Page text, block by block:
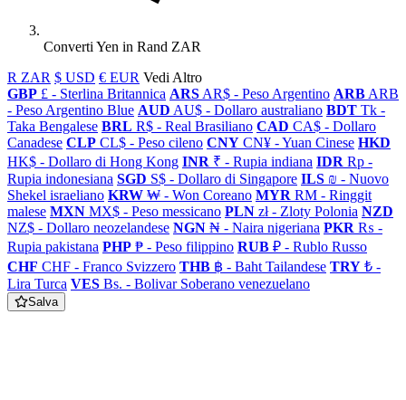
Converti Yen in Rand ZAR
R ZAR $ USD € EUR Vedi Altro
GBP £ - Sterlina Britannica ARS AR$ - Peso Argentino ARB ARB
- Peso Argentino Blue AUD AU$ - Dollaro australiano BDT Tk -
Taka Bengalese BRL R$ - Real Brasiliano CAD CA$ - Dollaro
Canadese CLP CL$ - Peso cileno CNY CN¥ - Yuan Cinese HKD
HK$ - Dollaro di Hong Kong INR ₹ - Rupia indiana IDR Rp -
Rupia indonesiana SGD S$ - Dollaro di Singapore ILS ₪ - Nuovo
Shekel israeliano KRW ₩ - Won Coreano MYR RM - Ringgit
malese MXN MX$ - Peso messicano PLN zł - Zloty Polonia NZD
NZ$ - Dollaro neozelandese NGN ₦ - Naira nigeriana PKR ₨ -
Rupia pakistana PHP ₱ - Peso filippino RUB ₽ - Rublo Russo
CHF CHF - Franco Svizzero THB ฿ - Baht Tailandese TRY ₺ -
Lira Turca VES Bs. - Bolivar Soberano venezuelano
Salva